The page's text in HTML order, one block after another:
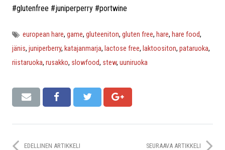
#glutenfree #juniperperry #portwine
european hare,game,gluteeniton,gluten free, hare, hare food,
jänis, juniperberry, katajanmarja, lactose free, laktoositon, pataruoka,
riistaruoka, rusakko, slowfood, stew, uuniruoka
EDELLINEN ARTIKKELI SEURAAVA ARTIKKELI